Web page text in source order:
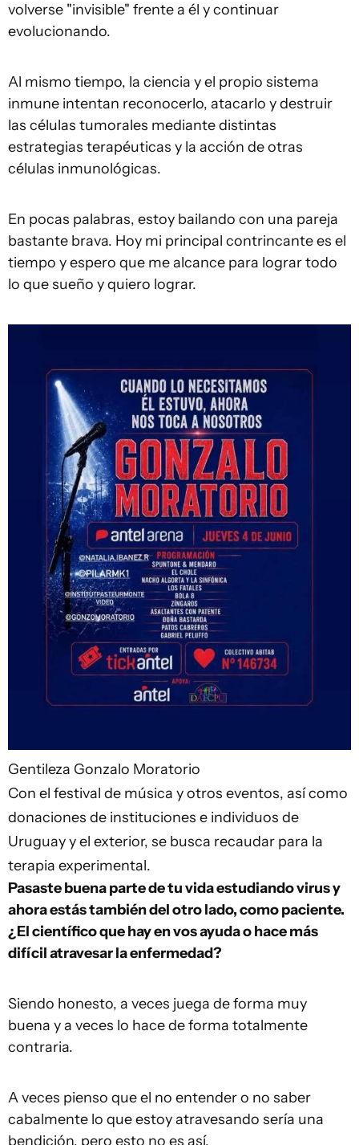
volverse "invisible" frente a él y continuar
evolucionando.
Al mismo tiempo, la ciencia y el propio sistema
inmune intentan reconocerlo, atacarlo y destruir
las células tumorales mediante distintas
estrategias terapéuticas y la acción de otras
células inmunológicas.
En pocas palabras, estoy bailando con una pareja
bastante brava. Hoy mi principal contrincante es el
tiempo y espero que me alcance para lograr todo
lo que sueño y quiero lograr.
Gentileza Gonzalo Moratorio
Con el festival de música y otros eventos, así como
donaciones de instituciones e individuos de
Uruguay y el exterior, se busca recaudar para la
terapia experimental.
Pasaste buena parte de tu vida estudiando virus y
ahora estás también del otro lado, como paciente.
¿El científico que hay en vos ayuda o hace más
difícil atravesar la enfermedad?
Siendo honesto, a veces juega de forma muy
buena y a veces lo hace de forma totalmente
contraria.
A veces pienso que el no entender o no saber
cabalmente lo que estoy atravesando sería una
bendición, pero esto no es así.